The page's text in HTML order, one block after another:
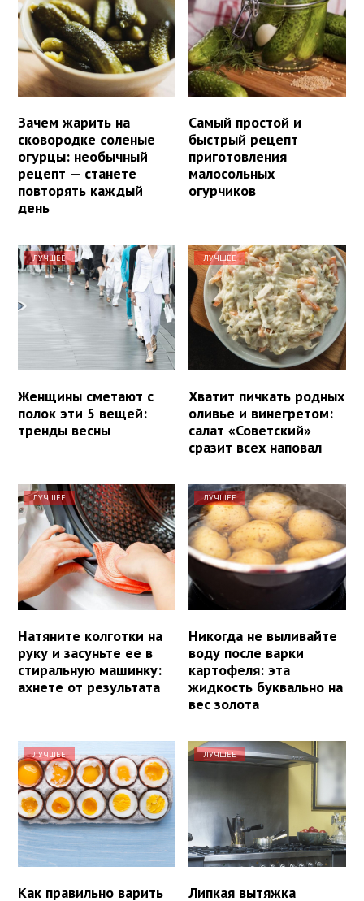
Зачем жарить на
сковородке соленые
огурцы: необычный
рецепт — станете
повторять каждый
день
Самый простой и
быстрый рецепт
приготовления
малосольных
огурчиков
ЛУЧШЕЕ
Женщины сметают с
полок эти 5 вещей:
тренды весны
ЛУЧШЕЕ
Хватит пичкать родных
оливье и винегретом:
салат «Советский»
сразит всех наповал
ЛУЧШЕЕ
Натяните колготки на
руку и засуньте ее в
стиральную машинку:
ахнете от результата
ЛУЧШЕЕ
Никогда не выливайте
воду после варки
картофеля: эта
жидкость буквально на
вес золота
ЛУЧШЕЕ
Как правильно варить
ЛУЧШЕЕ
Липкая вытяжка